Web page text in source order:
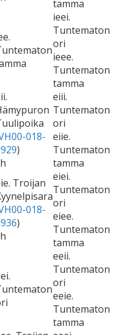
tamma
ieei.
Tuntematon
ori
ieee.
Tuntematon
tamma
018-
)
eiii.
Tuntematon
ori
eiie.
Tuntematon
tamma
Troijan
018-
)
eiei.
Tuntematon
ori
eiee.
Tuntematon
tamma
eeii.
Tuntematon
ori
eeie.
Tuntematon
tamma